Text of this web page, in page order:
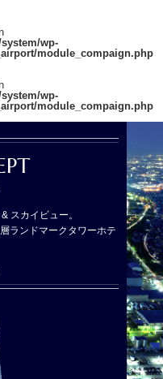
wp-
module_compaign.php
wp-
module_compaign.php
スカイビュー。
ランドマークタワーホテ